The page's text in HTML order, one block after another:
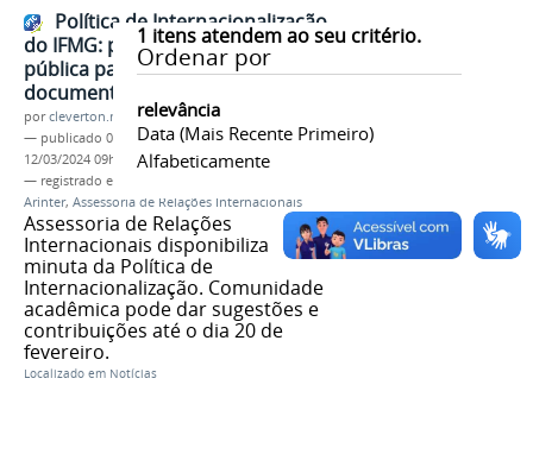
1 itens atendem ao seu critério.
Ordenar por
relevância
Data (mais Recente Primeiro)
Alfabeticamente
Política de Internacionalização
do IFMG: participe da consulta
pública para elaborar o
documento
porcleverton.monteiro
— publicado 04/02/2022 —última modificação
12/03/2024 09h35
— registrado em:
Arinter, Assessoria de Relações Internacionais
Assessoria de Relações
Internacionais disponibiliza
minuta da Política de
Internacionalização. Comunidade
acadêmica pode dar sugestões e
contribuições até o dia 20 de
fevereiro.
Localizado em Notícias